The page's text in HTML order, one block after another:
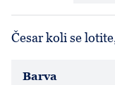
Česar koli se
Barva